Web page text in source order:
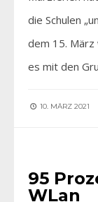
die Schulen
dem 15. März
es mit den
10. MÄRZ 2021
95
WLan